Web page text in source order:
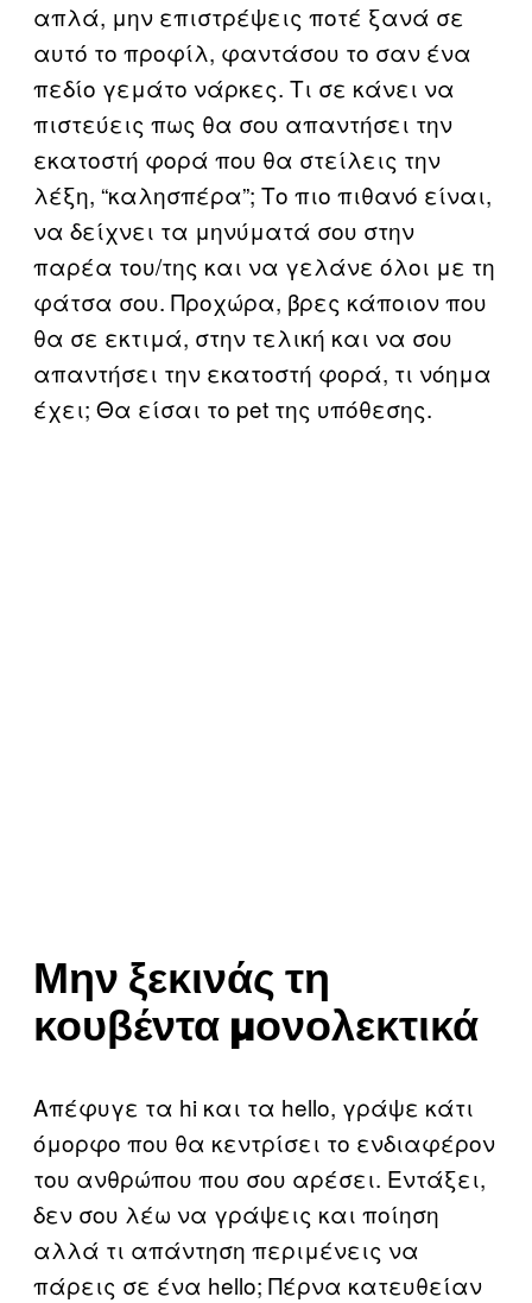
απλά, μην επιστρέψεις ποτέ ξανά σε
αυτό το προφίλ, φαντάσου το σαν ένα
πεδίο γεμάτο νάρκες. Τι σε κάνει να
πιστεύεις πως θα σου απαντήσει την
εκατοστή φορά που θα στείλεις την
λέξη, “καλησπέρα”; Το πιο πιθανό είναι,
να δείχνει τα μηνύματά σου στην
παρέα του/της και να γελάνε όλοι με τη
φάτσα σου. Προχώρα, βρες κάποιον που
θα σε εκτιμά, στην τελική και να σου
απαντήσει την εκατοστή φορά, τι νόημα
έχει; Θα είσαι το pet της υπόθεσης.
Μην ξεκινάς τη
κουβέντα μονολεκτικά
Απέφυγε τα hi και τα hello, γράψε κάτι
όμορφο που θα κεντρίσει το ενδιαφέρον
του ανθρώπου που σου αρέσει. Εντάξει,
δεν σου λέω να γράψεις και ποίηση
αλλά τι απάντηση περιμένεις να
πάρεις σε ένα hello; Πέρνα κατευθείαν